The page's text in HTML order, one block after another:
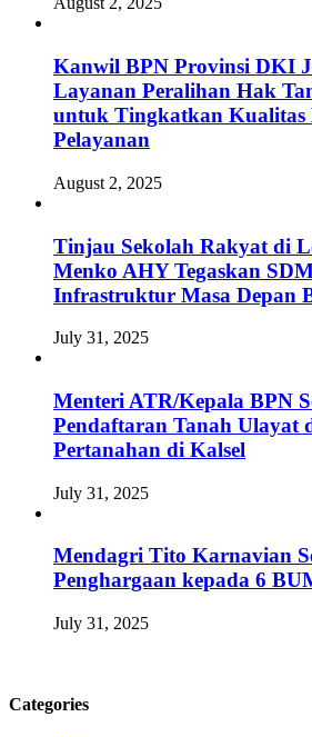
Kanwil BPN Provinsi DKI
Layanan Peralihan Hak
untuk Tingkatkan Kualitas
Pelayanan
August 2, 2025
Tinjau Sekolah Rakyat di
Menko AHY Tegaskan
Infrastruktur Masa Depan
July 31, 2025
Menteri ATR/Kepala BPN
Pendaftaran Tanah Ulayat
Pertanahan di Kalsel
July 31, 2025
Mendagri Tito Karnavian
Penghargaan kepada 6
July 31, 2025
Categories